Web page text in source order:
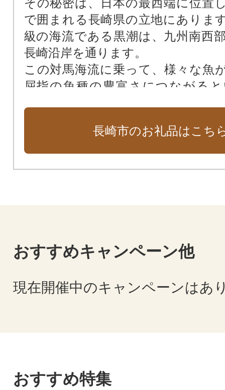
その秘密は、日本の最西端に位置
で囲まれる長崎県の立地にありま
級の海流である黒潮は、九州南西
長崎沿岸を通ります。
この対馬海流に乗って、様々な魚
屈指の魚種の豊富さにつながる
っており、魚のエサとなるプラ
富。絶好の漁場を形成する環境が
とも、長崎の水産文化を大きく後
長崎市のお礼品はこち
おすすめキャンペーン他
現在開催中のキャンペーンはあ
おすすめ特集